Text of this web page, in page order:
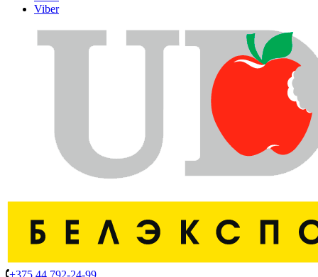
Viber
+375 44 792-24-99